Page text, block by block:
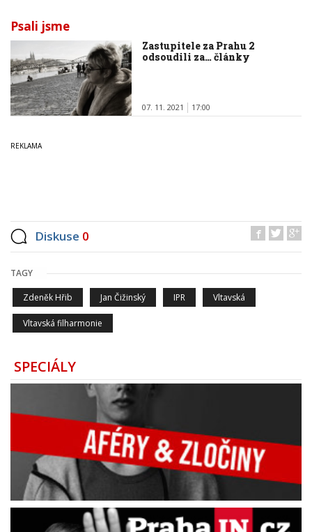
Psali jsme
Zastupitele za Prahu 2
odsoudili za… články
07. 11. 2021 17:00
Diskuse 0
TAGY
Zdeněk Hřib Jan Čižinský IPR Vltavská
Vltavská filharmonie
SPECIÁLY